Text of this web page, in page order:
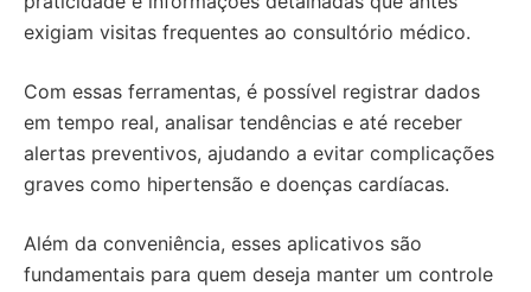
exigiam visitas frequentes ao consultório médico.
Com essas ferramentas, é possível registrar dados
em tempo real, analisar tendências e até receber
alertas preventivos, ajudando a evitar complicações
graves como hipertensão e doenças cardíacas.
Além da conveniência, esses aplicativos são
fundamentais para quem deseja manter um controle